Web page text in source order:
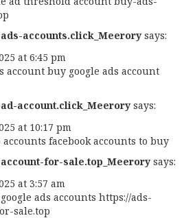
accounts.click_Meerory says:
at 6:45 pm
account buy google ads account
account.click_Meerory says:
at 10:17 pm
facebook accounts to buy
for-sale.top_Meerory says:
at 3:57 am
ads accounts https://ads-
sale.top